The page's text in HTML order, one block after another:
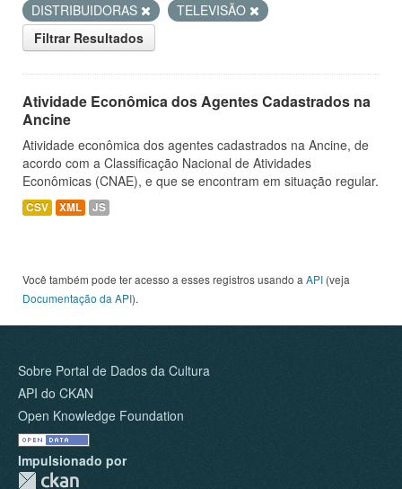
DISTRIBUIDORAS
TELEVISÃO
Filtrar Resultados
Atividade Econômica dos Agentes Cadastrados na
Ancine
Atividade econômica dos agentes cadastrados na Ancine, de
acordo com a Classificação Nacional de Atividades
Econômicas (CNAE), e que se encontram em situação regular.
CSV XML JS
Você também pode ter acesso a esses registros usando a API (veja
Documentação da API).
Sobre Portal de Dados da Cultura
API do CKAN
Open Knowledge Foundation
Impulsionado por